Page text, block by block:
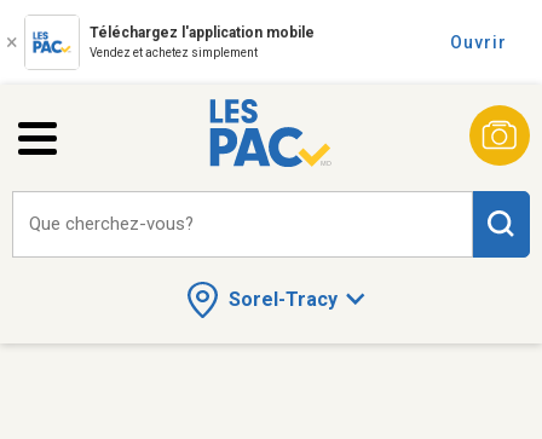
Téléchargez l'application mobile
Vendez et achetez simplement
Ouvrir
Sorel-Tracy
Que cherchez-vous?